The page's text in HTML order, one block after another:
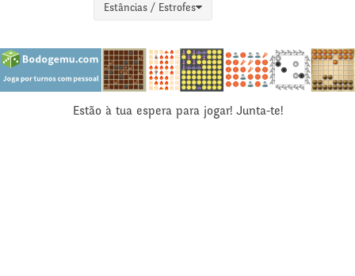
Estâncias / Estrofes
Estão à tua espera para jogar! Junta-te!